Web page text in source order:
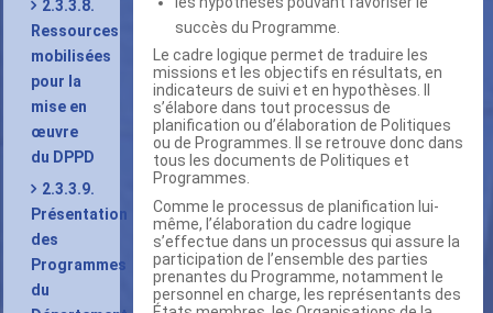
2.3.3.8.
Ressources
mobilisées
pour la
mise en
œuvre
du DPPD
2.3.3.9.
Présentation
des
Programmes
du
succès du Programme.
Le cadre logique permet de traduire les
missions et les objectifs en résultats, en
indicateurs de suivi et en hypothèses. Il
s’élabore dans tout processus de
planification ou d’élaboration de Politiques
ou de Programmes. Il se retrouve donc dans
tous les documents de Politiques et
Programmes.
Comme le processus de planification lui-
même, l’élaboration du cadre logique
s’effectue dans un processus qui assure la
participation de l’ensemble des parties
prenantes du Programme, notamment le
personnel en charge, les représentants des